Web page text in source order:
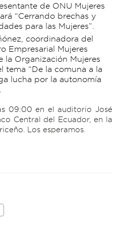
de ONU Mujeres
“Cerrando brechas y
para las Mujeres”.
coordinadora del
Empresarial Mujeres
la Organización Mujeres
tema “De la comuna a la
lucha por la autonomía
09:00 en el auditorio José
Central del Ecuador, en la
Los esperamos.